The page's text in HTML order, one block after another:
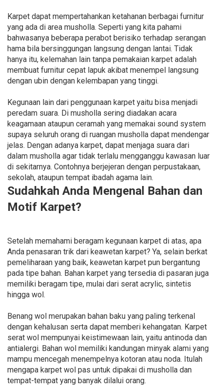
Karpet dapat mempertahankan ketahanan berbagai furnitur
yang ada di area musholla. Seperti yang kita pahami
bahwasanya beberapa perabot berisiko terhadap serangan
hama bila bersinggungan langsung dengan lantai. Tidak
hanya itu, kelemahan lain tanpa pemakaian karpet adalah
membuat furnitur cepat lapuk akibat menempel langsung
dengan ubin dengan kelembapan yang tinggi.
Kegunaan lain dari penggunaan karpet yaitu bisa menjadi
peredam suara. Di musholla sering diadakan acara
keagamaan ataupun ceramah yang memakai sound system
supaya seluruh orang di ruangan musholla dapat mendengar
jelas. Dengan adanya karpet, dapat menjaga suara dari
dalam musholla agar tidak terlalu mengganggu kawasan luar
di sekitarnya. Contohnya berjejeran dengan perpustakaan,
sekolah, ataupun tempat ibadah agama lain.
Sudahkah Anda Mengenal Bahan dan
Motif Karpet?
Setelah memahami beragam kegunaan karpet di atas, apa
Anda penasaran trik dari keawetan karpet? Ya, selain berkat
pemeliharaan yang baik, keawetan karpet pun bergantung
pada tipe bahan. Bahan karpet yang tersedia di pasaran juga
memiliki beragam tipe, mulai dari serat acrylic, sintetis
hingga wol.
Benang wol merupakan bahan baku yang paling terkenal
dengan kehalusan serta dapat memberi kehangatan. Karpet
serat wol mempunyai keistimewaan lain, yaitu antinoda dan
antialergi. Bahan wol memiliki kandungan minyak alami yang
mampu mencegah menempelnya kotoran atau noda. Itulah
mengapa karpet wol pas untuk dipakai di musholla dan
tempat-tempat yang banyak dilalui orang.